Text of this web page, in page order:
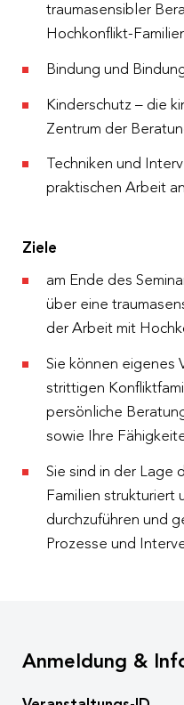
traumasensibler
Hochkonflikt-
Bindung und
Kinderschutz – die
Zentrum der
Techniken und
praktischen Arbeit
Ziele
am Ende des
über eine
der Arbeit mit
Sie können eigenes
strittigen
persönliche
sowie Ihre
Sie sind in der Lage
Familien strukturiert
durchzuführen und
Prozesse und
Anmeldung &